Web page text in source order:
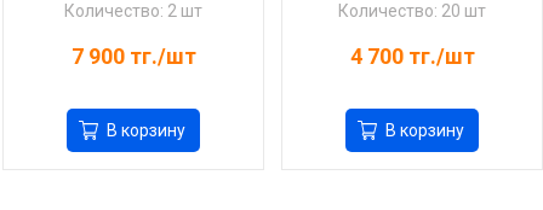
Количество: 2 шт
7 900тг./шт
В корзину
Количество: 20 шт
4 700тг./шт
В корзину